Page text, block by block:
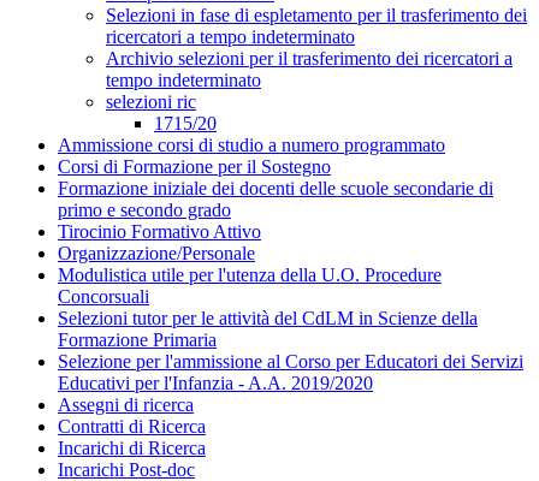
Selezioni in fase di espletamento per il trasferimento dei
ricercatori a tempo indeterminato
Archivio selezioni per il trasferimento dei ricercatori a
tempo indeterminato
selezioni ric
1715/20
Ammissione corsi di studio a numero programmato
Corsi di Formazione per il Sostegno
Formazione iniziale dei docenti delle scuole secondarie di
primo e secondo grado
Tirocinio Formativo Attivo
Organizzazione/Personale
Modulistica utile per l'utenza della U.O. Procedure
Concorsuali
Selezioni tutor per le attività del CdLM in Scienze della
Formazione Primaria
Selezione per l'ammissione al Corso per Educatori dei Servizi
Educativi per l'Infanzia - A.A. 2019/2020
Assegni di ricerca
Contratti di Ricerca
Incarichi di Ricerca
Incarichi Post-doc